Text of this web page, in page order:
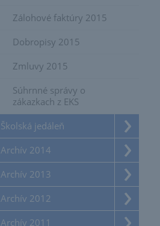
Zálohové faktúry 2015
Dobropisy 2015
Zmluvy 2015
Súhrnné správy o
zákazkach z EKS
Školská jedáleň
Archív 2014
Archív 2013
Archív 2012
Archív 2011